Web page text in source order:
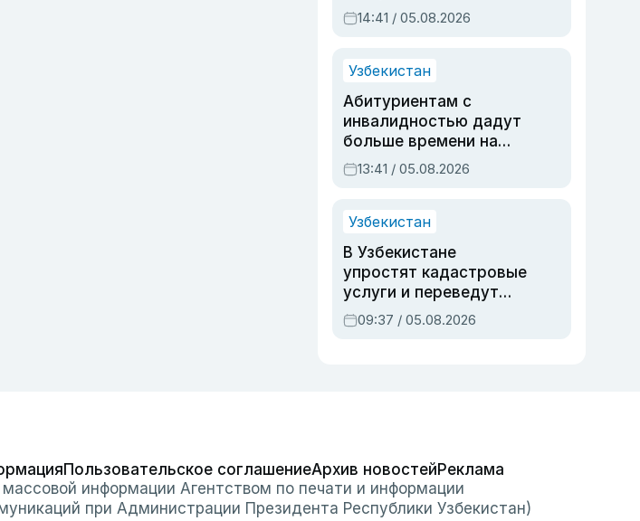
штрафстоянки
14:41 / 05.08.2026
Узбекистан
Абитуриентам с
инвалидностью дадут
больше времени на
вступительных
экзаменах
13:41 / 05.08.2026
Узбекистан
В Узбекистане
упростят кадастровые
услуги и переведут
регистрацию
недвижимости в
09:37 / 05.08.2026
Пользовательское соглашениеАрхив новостейРеклама
информации Агентством по печати и информации
при Администрации Президента Республики Узбекистан)